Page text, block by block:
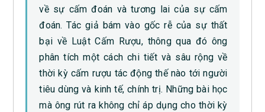
về sự cấm đoán và tương lai của sự cấm
đoán. Tác giả bám vào gốc rễ của sự thất
bại về Luật Cấm Rượu, thông qua đó ông
phân tích một cách chi tiết và sâu rộng về
thời kỳ cấm rượu tác động thế nào tới người
tiêu dùng và kinh tế, chính trị. Những bài học
mà ông rút ra không chỉ áp dụng cho thời kỳ